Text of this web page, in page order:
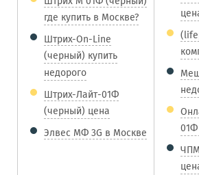
где купить в Москве?
Штрих-On-Line
(черный) купить
недорого
Штрих-Лайт-01Ф
(черный) цена
Элвес МФ 3G в Москве
ЧПМ